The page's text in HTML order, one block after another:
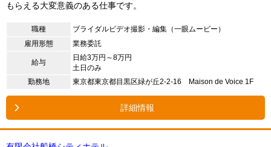
もらえる大変意義のある仕事です。
職種
ブライダルビデオ撮影・編集（一眼ムービー）
雇用形態
業務委託
給与
日給3万円～8万円
土日のみ
勤務地
東京都東京都目黒区緑が丘2-2-16 Maison de Voice 1F
詳細情報